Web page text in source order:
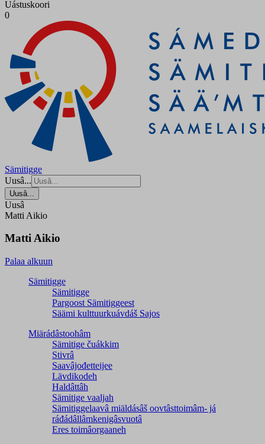
Uástuskoori
0
Sämitigge
Uusâ...
Uusâ...
Uusâ
Matti Aikio
Matti Aikio
Palaa alkuun
Sämitigge
Sämitigge
Pargoost Sämitiggeest
Säämi kulttuurkuávdáš Sajos
Miärádâstoohâm
Sämitige čuákkim
Stivrâ
Saavâjođetteijee
Lävdikodeh
Haldâttâh
Sämitige vaaljah
Sämitiggelaavâ miäldásâš oovtâsttoimâm- já
ráđádâllâmkenigâsvuotâ
Eres toimâorgaaneh